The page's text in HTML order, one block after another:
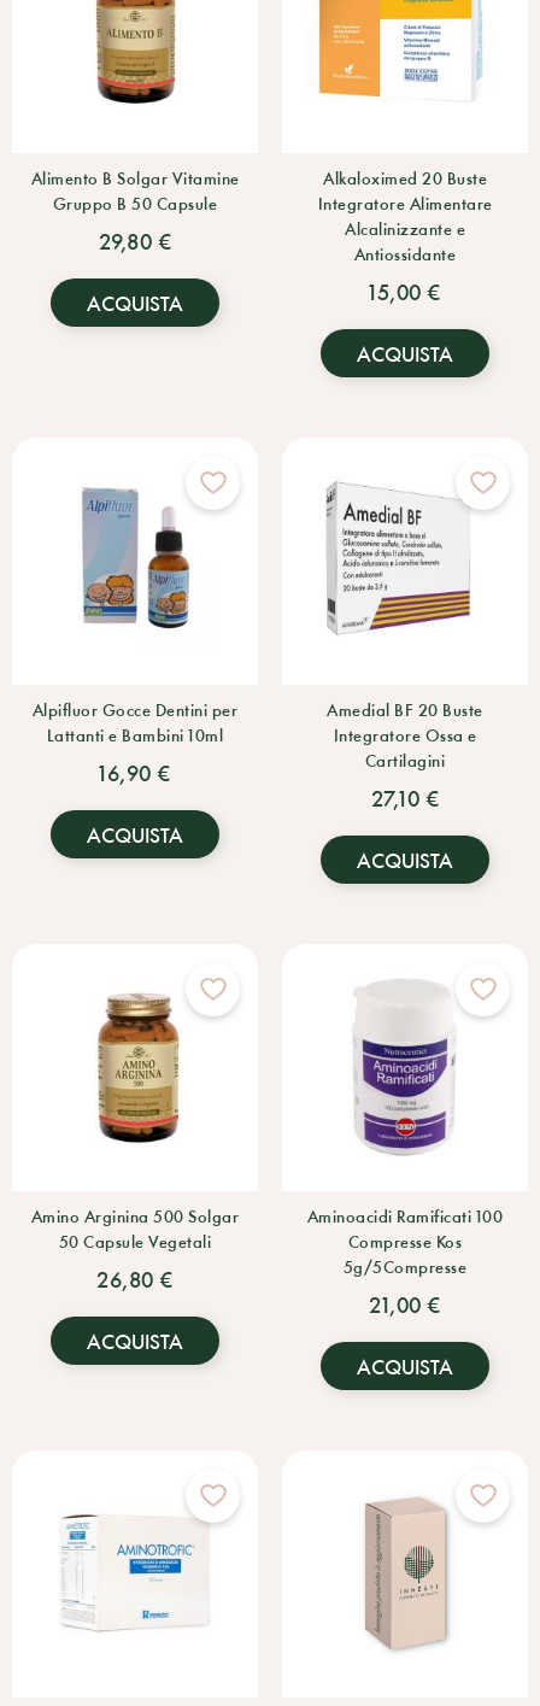
Alimento B Solgar Vitamine
Gruppo B 50 Capsule
29,80 €
ACQUISTA
Alkaloximed 20 Buste
Integratore Alimentare
Alcalinizzante e
Antiossidante
15,00 €
ACQUISTA
Alpifluor Gocce Dentini per
Lattanti e Bambini 10ml
16,90 €
ACQUISTA
Amedial BF 20 Buste
Integratore Ossa e
Cartilagini
27,10 €
ACQUISTA
Amino Arginina 500 Solgar
50 Capsule Vegetali
26,80 €
ACQUISTA
Aminoacidi Ramificati 100
Compresse Kos
5g/5Compresse
21,00 €
ACQUISTA